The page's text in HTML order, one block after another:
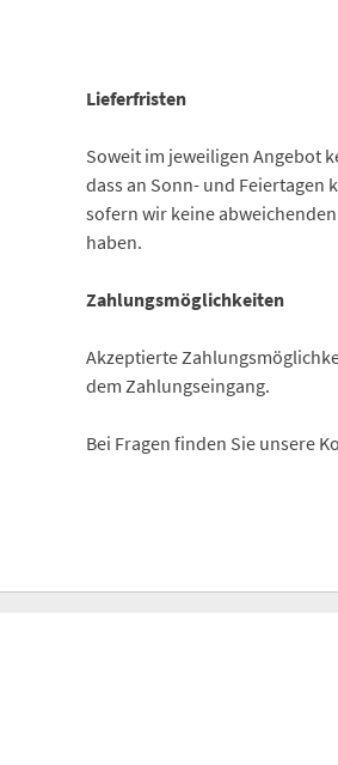
Lieferfristen
Soweit im jeweiligen Angebot
dass an Sonn- und Feiertagen
sofern wir keine
haben.
Zahlungsmöglichkeiten
Akzeptierte
dem Zahlungseingang.
Bei Fragen finden Sie unsere